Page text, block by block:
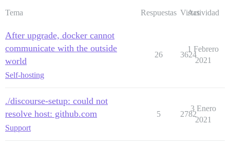
Tema Respuestas Vistas
Actividad
After upgrade, docker cannot
communicate with the outside
world
Self-hosting
26 3624
1 Febrero
2021
./discourse-setup: could not
resolve host: github.com
Support
5 2782
3 Enero
2021